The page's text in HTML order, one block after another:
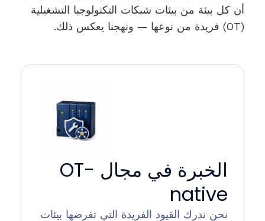
أن كل بيئة من بيئات شبكات التكنولوجيا التشغيلية
(OT) فريدة من نوعها — ونهجنا يعكس ذلك.
الخبرة في مجال OT-
native
نحن ندرك القيود الفريدة التي تفرضها بيئات